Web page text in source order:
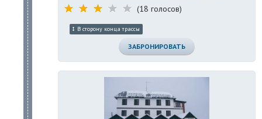
(18 голосов)
В сторону конца трассы
ЗАБРОНИРОВАТЬ